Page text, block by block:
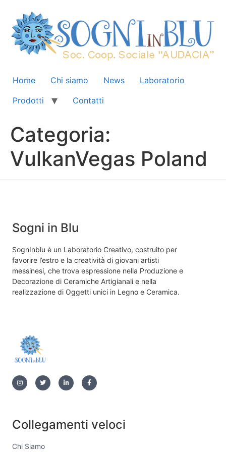
Home Chi siamo News
Laboratorio
Prodotti
Contatti
Categoria:
VulkanVegas Poland
Sogni in Blu
SognInblu è un Laboratorio Creativo, costruito per
favorire l’estro e la creatività di giovani artisti
messinesi, che trova espressione nella Produzione e
Decorazione di Ceramiche Artigianali e nella
realizzazione di Oggetti unici in Legno e Ceramica.
Collegamenti veloci
Chi Siamo